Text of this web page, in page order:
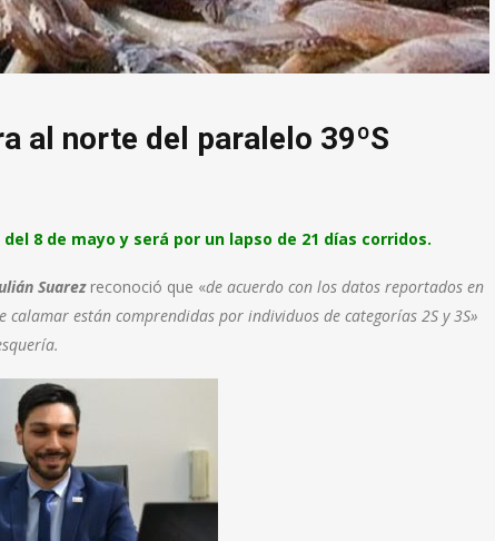
al norte del paralelo 39ºS
8 de mayo y será por un lapso de 21 días corridos.
Suarez reconoció que «de acuerdo con los datos reportados en
están comprendidas por individuos de categorías 2S y 3S»